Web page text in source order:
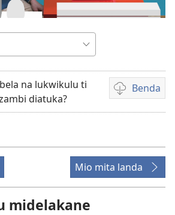
na lukwikulu ti
diatuka?
Benda
Mpila
za
Mio mita landa
midelakane